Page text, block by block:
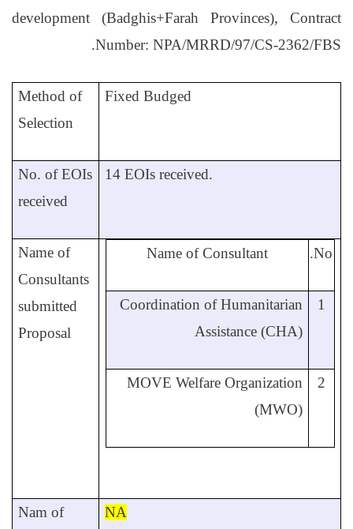
development (Badghis+Farah Provinces), Contract
Number: NPA/MRRD/97/CS-2362/FBS.
Fixed Budged
Method of
Selection
14 EOIs received.
No. of EOIs
received
No.
Name of Consultant
1
Coordination of Humanitarian
Assistance (CHA)
2
MOVE Welfare Organization
(MWO)
Name of
Consultants
submitted
Proposal
NA
Nam of